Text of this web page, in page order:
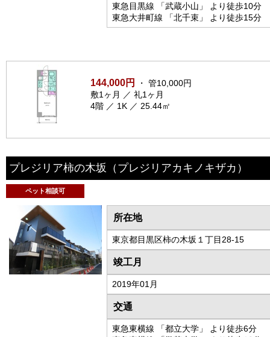
東急目黒線 「武蔵小山」 より徒歩10分
東急大井町線 「北千束」 より徒歩15分
144,000円
・ 管10,000円
敷1ヶ月 ／ 礼1ヶ月
4階 ／ 1K ／ 25.44㎡
プレジリア柿の木坂 （プレジリアカキノキザカ）
ペット相談可
所在地
東京都目黒区柿の木坂１丁目28-15
竣工月
2019年01月
交通
東急東横線 「都立大学」 より徒歩6分